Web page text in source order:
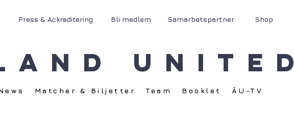
Press & Ackreditering Bli medlem Samarbetspartner Shop
United
Matcher & Biljetter Team Booklet ÅU-TV